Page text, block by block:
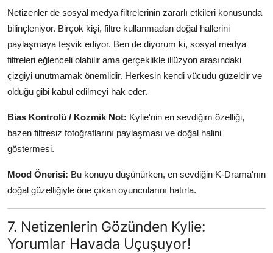
Netizenler de sosyal medya filtrelerinin zararlı etkileri konusunda
bilinçleniyor. Birçok kişi, filtre kullanmadan doğal hallerini
paylaşmaya teşvik ediyor. Ben de diyorum ki, sosyal medya
filtreleri eğlenceli olabilir ama gerçeklikle illüzyon arasındaki
çizgiyi unutmamak önemlidir. Herkesin kendi vücudu güzeldir ve
olduğu gibi kabul edilmeyi hak eder.
Bias Kontrolü / Kozmik Not: Kylie'nin en sevdiğim özelliği,
bazen filtresiz fotoğraflarını paylaşması ve doğal halini
göstermesi.
Mood Önerisi: Bu konuyu düşünürken, en sevdiğin K-Drama'nın
doğal güzelliğiyle öne çıkan oyuncularını hatırla.
7. Netizenlerin Gözünden Kylie:
Yorumlar Havada Uçuşuyor!